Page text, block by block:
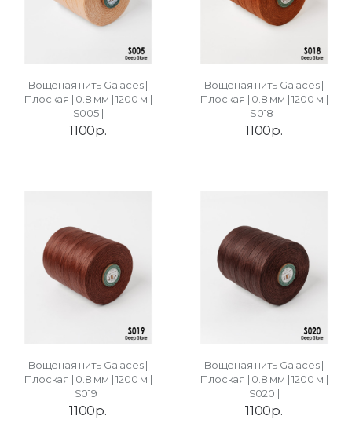
Вощеная нить Galaces |
Плоская | 0.8 мм | 1200 м |
S005 |
1100р.
Вощеная нить Galaces |
Плоская | 0.8 мм | 1200 м |
S018 |
1100р.
Вощеная нить Galaces |
Плоская | 0.8 мм | 1200 м |
S019 |
1100р.
Вощеная нить Galaces |
Плоская | 0.8 мм | 1200 м |
S020 |
1100р.